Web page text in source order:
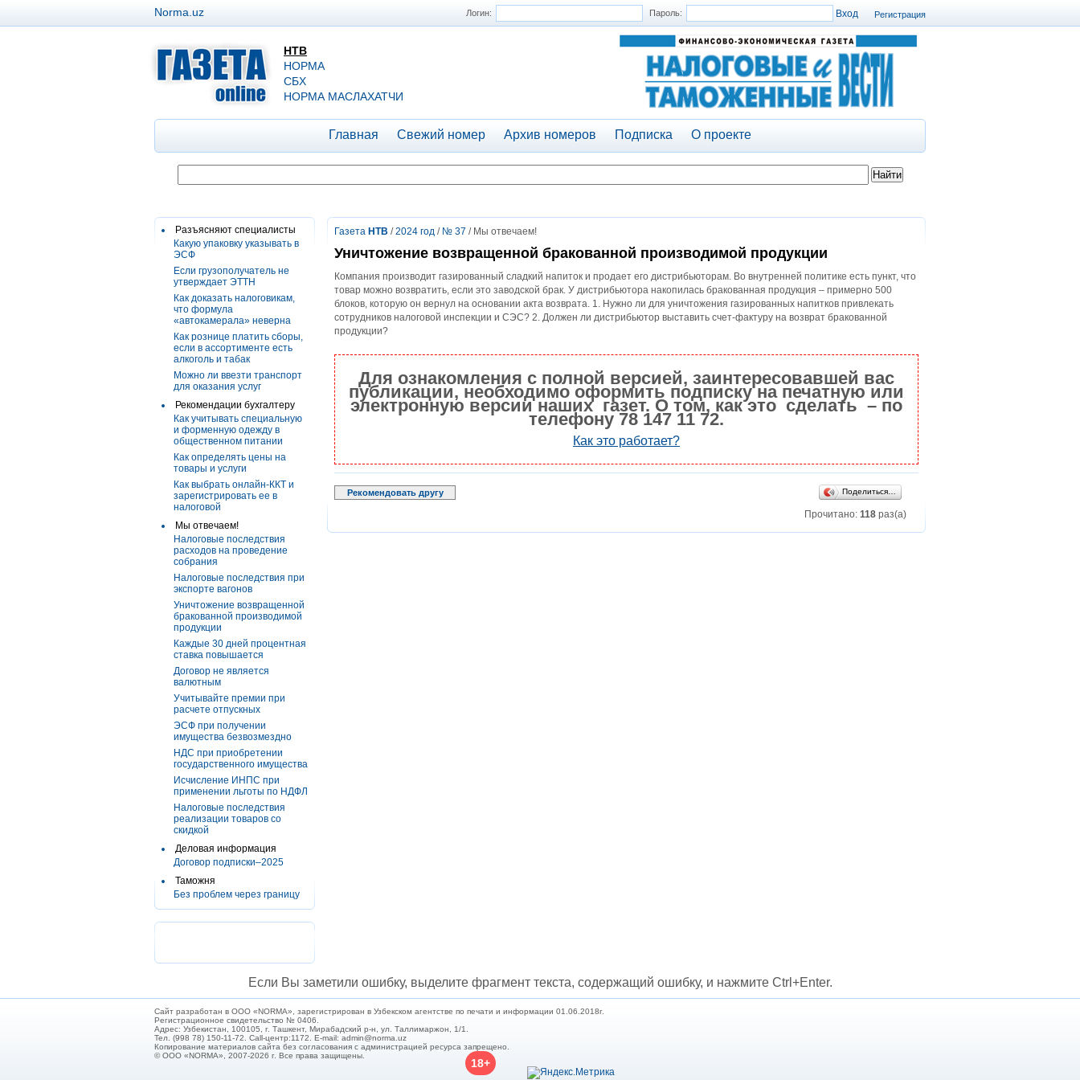
Регистрация
Логин: Пароль:
Norma.uz
НТВ
НОРМА
СБХ
НОРМА МАСЛАХАТЧИ
Главная Свежий номер Архив номеров Подписка О проекте
Разъясняют специалисты
Какую упаковку указывать в
ЭСФ
Если грузополучатель не
утверждает ЭТТН
Как доказать налоговикам,
что формула
«автокамерала» неверна
Как рознице платить сборы,
если в ассортименте есть
алкоголь и табак
Можно ли ввезти транспорт
для оказания услуг
Рекомендации бухгалтеру
Как учитывать специальную
и форменную одежду в
общественном питании
Как определять цены на
товары и услуги
Как выбрать онлайн-ККТ и
зарегистрировать ее в
налоговой
Мы отвечаем!
Налоговые последствия
расходов на проведение
собрания
Налоговые последствия при
экспорте вагонов
Уничтожение возвращенной
бракованной производимой
продукции
Каждые 30 дней процентная
ставка повышается
Договор не является
валютным
Учитывайте премии при
расчете отпускных
ЭСФ при получении
имущества безвозмездно
НДС при приобретении
государственного имущества
Исчисление ИНПС при
применении льготы по НДФЛ
Налоговые последствия
реализации товаров со
скидкой
Деловая информация
Договор подписки–2025
Таможня
Без проблем через границу
Газета НТВ /2024 год / № 37 / Мы отвечаем!
Уничтожение возвращенной бракованной производимой продукции
Компания производит газированный сладкий напиток и продает его дистрибьюторам. Во внутренней политике есть пункт, что
товар можно возвратить, если это заводской брак. У дистрибьютора накопилась бракованная продукция – примерно 500
блоков, которую он вернул на основании акта возврата. 1. Нужно ли для уничтожения газированных напитков привлекать
сотрудников налоговой инспекции и СЭC? 2. Должен ли дистрибьютор выставить счет-фактуру на возврат бракованной
продукции?
Для ознакомления с полной версией, заинтересовавшей вас
публикации, необходимо оформить подписку на печатную или
электронную версии наших газет. О том, как это сделать – по
телефону 78 147 11 72.
Как это работает?
Рекомендовать другу Поделиться…
Прочитано: 118 раз(а)
Если Вы заметили ошибку, выделите фрагмент текста, содержащий ошибку, и нажмите Ctrl+Enter.
Сайт разработан в ООО «NORMA», зарегистрирован в Узбекском агентстве по печати и информации 01.06.2018г.
Регистрационное свидетельство № 0406.
Адрес: Узбекистан, 100105, г. Ташкент, Мирабадский р-н, ул. Таллимаржон, 1/1.
Тел. (998 78) 150-11-72. Call-центр:1172. E-mail: admin@norma.uz
Копирование материалов сайта без согласования с администрацией ресурса запрещено.
© ООО «NORMA», 2007-2026 г. Все права защищены.
18+